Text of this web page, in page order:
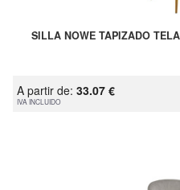
SILLA NOWE TAPIZADO
A partir de: 33.07 €
IVA INCLUIDO